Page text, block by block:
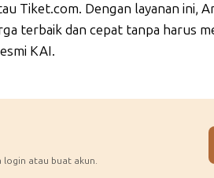
Tiket.com. Dengan layanan ini,
terbaik dan cepat tanpa harus
KAI.
login atau buat akun.